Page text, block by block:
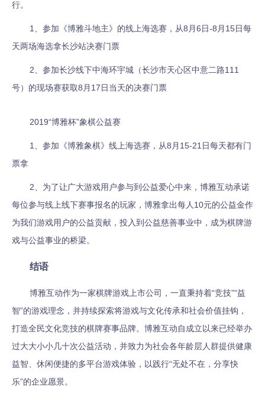
行。
1、参加《博雅斗地主》的线上海选赛，从8月6日-8月15日每
天两场海选拿长沙站决赛门票
2、参加长沙线下中海环宇城（长沙市天心区中意二路111
号）的现场赛获取8月17日当天的决赛门票
2019“博雅杯”象棋公益赛
1、参加《博雅象棋》线上海选赛，从8月15-21日每天都有门
票拿
2、为了让广大游戏用户参与到公益爱心中来，博雅互动承诺
每位参与线上线下赛事报名的玩家，博雅拿出每人10元的公益金作
为我们游戏用户的公益贡献，投入到公益慈善事业中，成为棋牌游
戏与公益事业的桥梁。
结语
博雅互动作为一家棋牌游戏上市公司，一直秉持着“竞技”“益
智”的游戏理念，并持续探索将游戏与文化传承和社会价值挂钩，
打造全民文化竞技的棋牌赛事品牌。博雅互动自成立以来已经举办
过大大小小几十次公益活动，并致力为社会各年龄层人群提供健康
益智、休闲便捷的多平台游戏体验，以践行“无处不在，分享快
乐”的企业愿景。